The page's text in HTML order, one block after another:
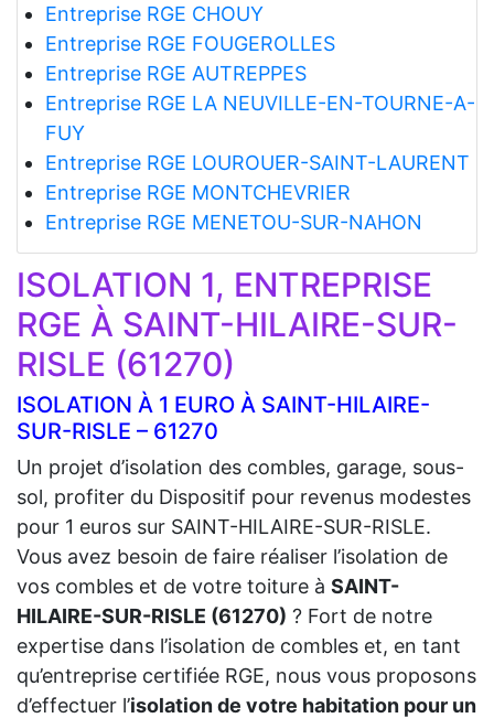
Entreprise RGE CHOUY
Entreprise RGE FOUGEROLLES
Entreprise RGE AUTREPPES
Entreprise RGE LA NEUVILLE-EN-TOURNE-A-
FUY
Entreprise RGE LOUROUER-SAINT-LAURENT
Entreprise RGE MONTCHEVRIER
Entreprise RGE MENETOU-SUR-NAHON
ISOLATION 1, ENTREPRISE
RGE À SAINT-HILAIRE-SUR-
RISLE (61270)
ISOLATION À 1 EURO À SAINT-HILAIRE-
SUR-RISLE – 61270
Un projet d’isolation des combles, garage, sous-
sol, profiter du Dispositif pour revenus modestes
pour 1 euros sur SAINT-HILAIRE-SUR-RISLE.
Vous avez besoin de faire réaliser l’isolation de
vos combles et de votre toiture à SAINT-
HILAIRE-SUR-RISLE (61270) ? Fort de notre
expertise dans l’isolation de combles et, en tant
qu’entreprise certifiée RGE, nous vous proposons
d’effectuer l’isolation de votre habitation pour un